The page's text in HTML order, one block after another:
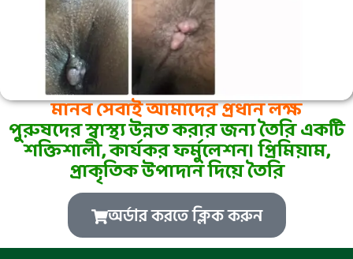
মানব সেবাই আমাদের প্রধান লক্ষ
পুরুষদের স্বাস্থ্য উন্নত করার জন্য তৈরি একটি
শক্তিশালী, কার্যকর ফর্মুলেশন। প্রিমিয়াম,
প্রাকৃতিক উপাদান দিয়ে তৈরি
অর্ডার করতে ক্লিক করুন